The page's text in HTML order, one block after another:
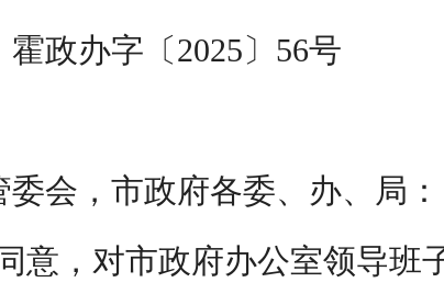
霍政办字〔2025〕 56号
会，市政府各委、办、局：
意，对市政府办公室领导班